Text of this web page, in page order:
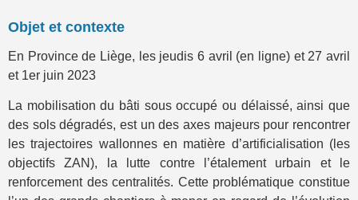
Objet et contexte
En Province de Liège, les jeudis 6 avril (en ligne) et 27 avril
et 1er juin 2023
La mobilisation du bâti sous occupé ou délaissé, ainsi que
des sols dégradés, est un des axes majeurs pour rencontrer
les trajectoires wallonnes en matière d’artificialisation (les
objectifs ZAN), la lutte contre l’étalement urbain et le
renforcement des centralités. Cette problématique constitue